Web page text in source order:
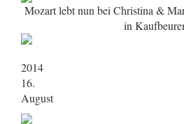
Mozart lebt nun bei Christina &
in
2014
16.
August